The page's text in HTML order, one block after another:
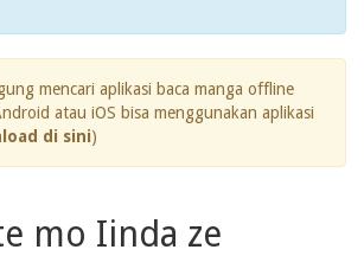
mencari aplikasi baca manga offline
atau iOS bisa menggunakan aplikasi
di sini)
mo Iinda ze